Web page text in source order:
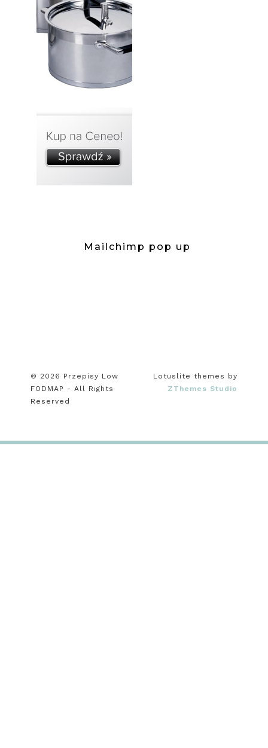
Mailchimp pop up
© 2026 Przepisy Low
FODMAP - All Rights
Reserved
Lotuslite themes by
ZThemes Studio